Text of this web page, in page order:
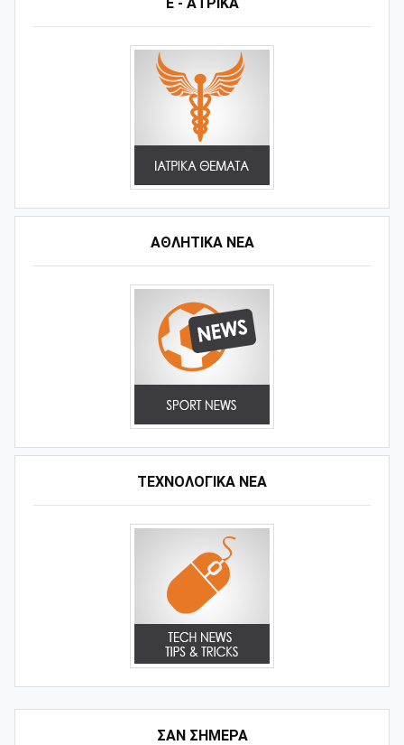
ΑΘΛΗΤΙΚΆ ΝΈΑ
ΤΕΧΝΟΛΟΓΙΚΑ ΝΕΑ
ΣΑΝ ΣΗΜΕΡΑ